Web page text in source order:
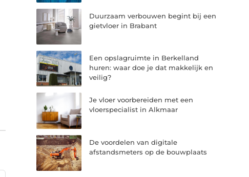
Duurzaam verbouwen begint bij een
gietvloer in Brabant
Een opslagruimte in Berkelland
huren: waar doe je dat makkelijk en
veilig?
Je vloer voorbereiden met een
vloerspecialist in Alkmaar
De voordelen van digitale
afstandsmeters op de bouwplaats